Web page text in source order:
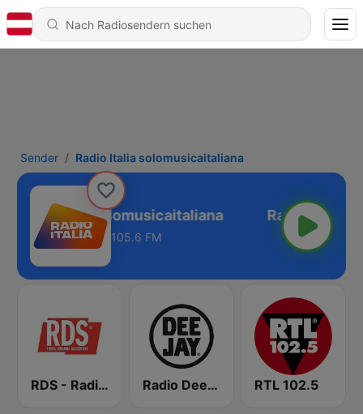
Sender Radio Italia solomusicaitaliana
Radio Italia solomusicaitaliana
105.6 FM
RDS - Radio Dimensione Suono Radio Deejay RTL 102.5